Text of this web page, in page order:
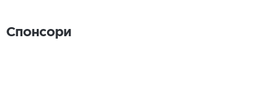
Спонсори